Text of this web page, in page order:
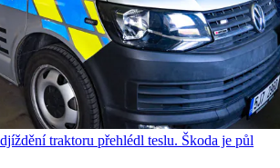
traktoru přehlédl teslu. Škoda je půl